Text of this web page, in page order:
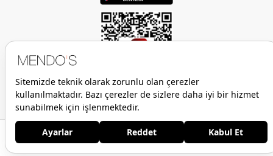
Anasayfa Favorilerim Sepetim Üye Girişi